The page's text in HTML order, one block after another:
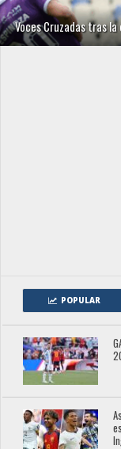
Voces Cruzadas tras
POPULAR